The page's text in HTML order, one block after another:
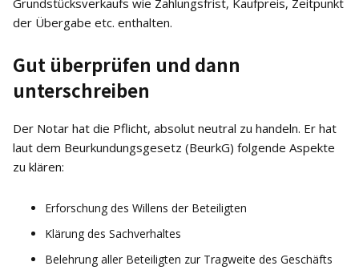
Grundstücksverkaufs wie Zahlungsfrist, Kaufpreis, Zeitpunkt
der Übergabe etc. enthalten.
Gut überprüfen und dann
unterschreiben
Der Notar hat die Pflicht, absolut neutral zu handeln. Er hat
laut dem Beurkundungsgesetz (BeurkG) folgende Aspekte
zu klären:
Erforschung des Willens der Beteiligten
Klärung des Sachverhaltes
Belehrung aller Beteiligten zur Tragweite des Geschäfts